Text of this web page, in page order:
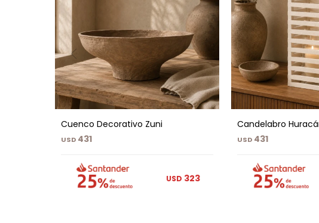
Cuenco Decorativo Zuni
USD 431
USD 323
Candelabro
USD 431